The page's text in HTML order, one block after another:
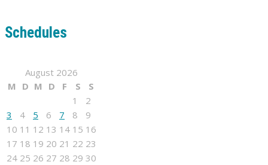
Schedules
August 2026
M D M D F S
S
1
2
3
4 5 6 7 8
9
10 11 12 13 14 15 16
17 18 19 20 21 22 23
24 25 26 27 28 29 30